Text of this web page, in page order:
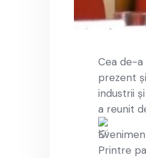
Cea de-a
prezent
industrii
a reunit
Printre